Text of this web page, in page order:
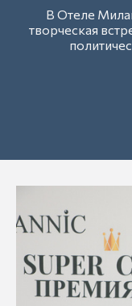
В Отеле
творческая